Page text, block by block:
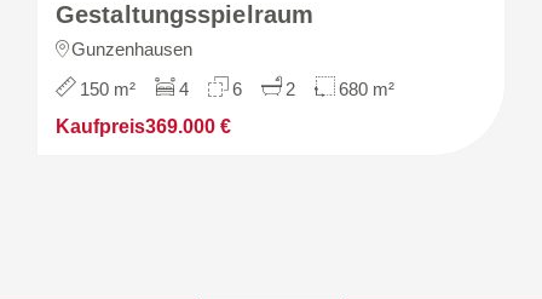
Gestaltungsspielraum
Gunzenhausen
150 m²
4 6 2
680 m²
Kaufpreis369.000 €